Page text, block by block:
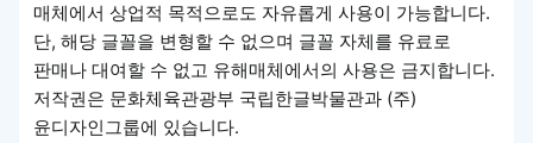
매체에서 상업적 목적으로도 자유롭게 사용이 가능합니다.
단, 해당 글꼴을 변형할 수 없으며 글꼴 자체를 유료로
판매나 대여할 수 없고 유해매체에서의 사용은 금지합니다.
저작권은 문화체육관광부 국립한글박물관과 (주)
윤디자인그룹에 있습니다.